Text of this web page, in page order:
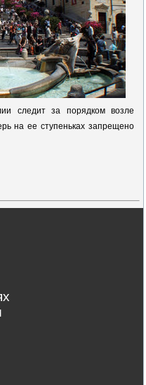
следит за порядком возле
на ее ступеньках запрещено